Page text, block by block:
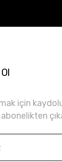
için